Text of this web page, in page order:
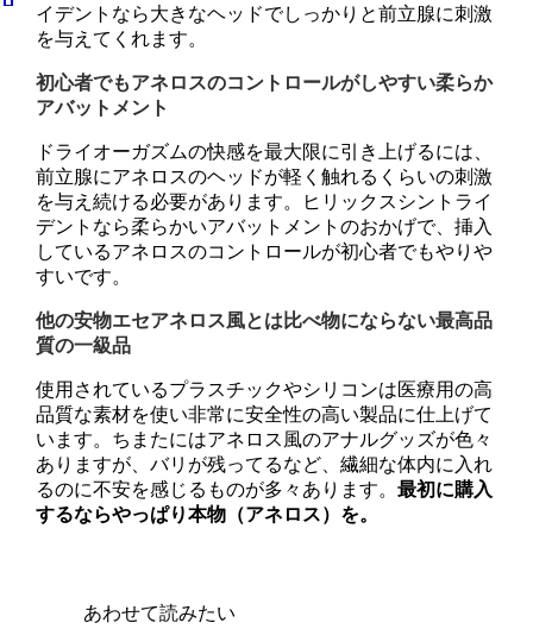
イデントなら大きなヘッドでしっかりと前立腺に刺激
を与えてくれます。
初心者でもアネロスのコントロールがしやすい柔らか
アバットメント
ドライオーガズムの快感を最大限に引き上げるには、
前立腺にアネロスのヘッドが軽く触れるくらいの刺激
を与え続ける必要があります。ヒリックスシントライ
デントなら柔らかいアバットメントのおかげで、挿入
しているアネロスのコントロールが初心者でもやりや
すいです。
他の安物エセアネロス風とは比べ物にならない最高品
質の一級品
使用されているプラスチックやシリコンは医療用の高
品質な素材を使い非常に安全性の高い製品に仕上げて
います。ちまたにはアネロス風のアナルグッズが色々
ありますが、バリが残ってるなど、繊細な体内に入れ
るのに不安を感じるものが多々あります。最初に購入
するならやっぱり本物（アネロス）を。
あわせて読みたい